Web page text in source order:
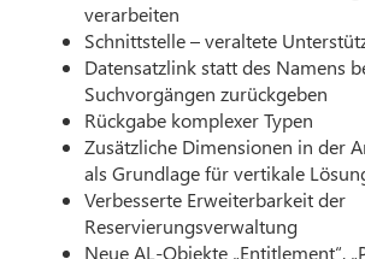
verarbeiten
Schnittstelle – veraltete
Datensatzlink statt des Namens
Suchvorgängen zurückgeben
Rückgabe komplexer Typen
Zusätzliche Dimensionen in der
als Grundlage für vertikale
Verbesserte Erweiterbarkeit der
Reservierungsverwaltung
Neue AL-Objekte „Entitlement“,